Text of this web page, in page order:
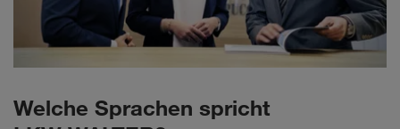
Welche Sprachen spricht